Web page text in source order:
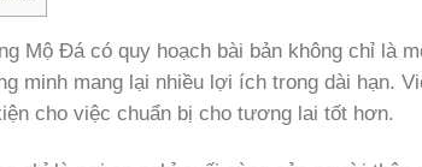
Mộ Đá có quy hoạch bài bản không chỉ là
minh mang lại nhiều lợi ích trong dài hạn.
cho việc chuẩn bị cho tương lai tốt hơn.